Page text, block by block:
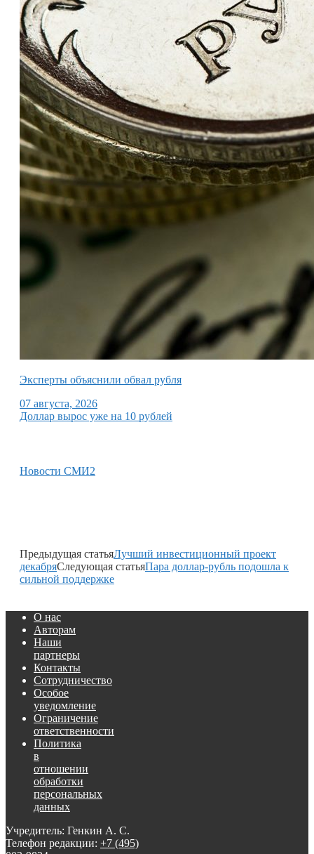
Эксперты объяснили обвал рубля
07 августа, 2026
Доллар вырос уже на 10 рублей
Новости СМИ2
Предыдущая статьяЛучший инвестиционный проект
декабряСледующая статьяПара доллар-рубль подошла к
сильной поддержке
О нас
Авторам
Наши
партнеры
Контакты
Сотрудничество
Особое
уведомление
Ограничение
ответственности
Политика
в
отношении
обработки
персональных
данных
Учредитель: Генкин А. С.
Телефон редакции: +7 (495)